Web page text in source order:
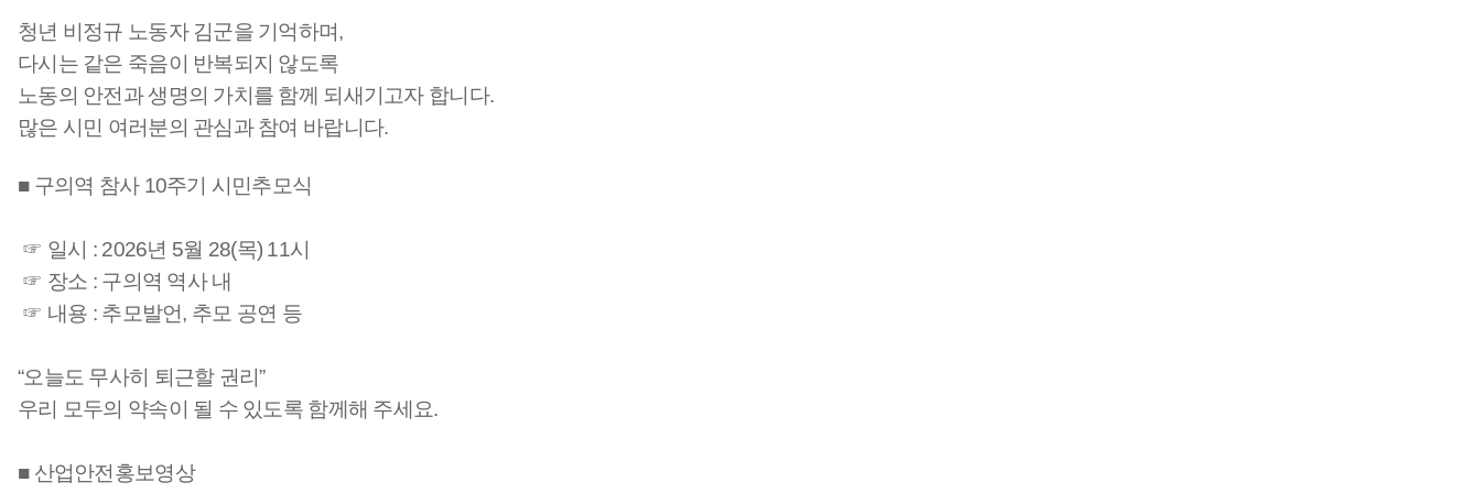
청년 비정규 노동자 김군을 기억하며,
다시는 같은 죽음이 반복되지 않도록
노동의 안전과 생명의 가치를 함께 되새기고자 합니다.
많은 시민 여러분의 관심과 참여 바랍니다.
■ 구의역 참사 10주기 시민추모식
☞ 일시 : 2026년 5월 28(목) 11시
☞ 장소 : 구의역 역사 내
☞ 내용 : 추모발언, 추모 공연 등
“오늘도 무사히 퇴근할 권리”
우리 모두의 약속이 될 수 있도록 함께해 주세요.
■ 산업안전홍보영상